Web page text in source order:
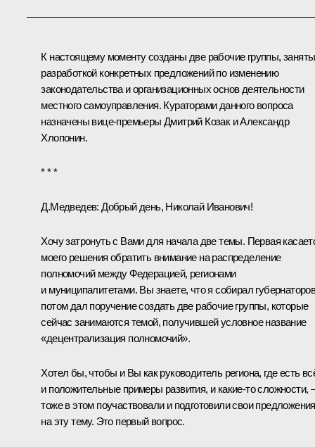
К настоящему моменту созданы две рабочие группы,
разработкой конкретных предложений по изменению
законодательства и организационных основ деятельности
местного самоуправления. Кураторами данного вопроса
назначены вице-премьеры Дмитрий КозакиАлександр
Хлопонин.
* * *
Д.Медведев: Добрый день, Николай Иванович!
Хочу затронуть с Вами для начала две темы. Первая
моего решения обратить внимание на распределение
полномочий между Федерацией, регионами
и муниципалитетами. Вы знаете, что я собирал
потом дал поручение создать две рабочие группы, которые
сейчас занимаются темой, получившей условное название
«децентрализация полномочий».
Хотел бы, чтобы и Вы как руководитель региона, где есть
и положительные примеры развития, и какие‑то сложности,
тоже в этом поучаствовали и подготовили свои предложения
на эту тему. Это первый вопрос.